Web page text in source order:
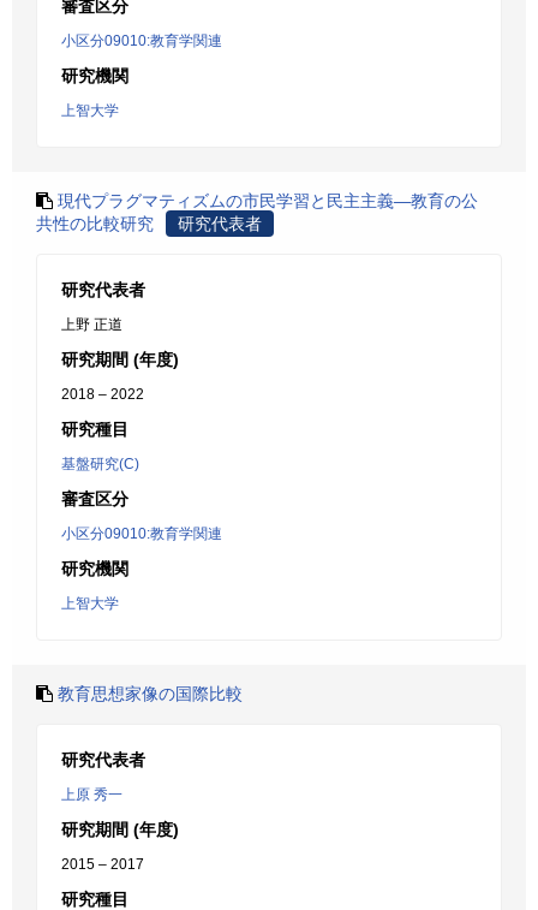
審査区分
小区分09010:教育学関連
研究機関
上智大学
現代プラグマティズムの市民学習と民主主義―教育の公
共性の比較研究
研究代表者
研究代表者
上野 正道
研究期間 (年度)
2018 – 2022
研究種目
基盤研究(C)
審査区分
小区分09010:教育学関連
研究機関
上智大学
教育思想家像の国際比較
研究代表者
上原 秀一
研究期間 (年度)
2015 – 2017
研究種目